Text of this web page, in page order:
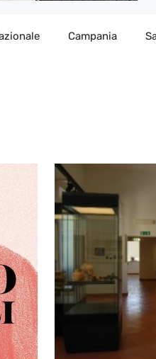
Campania